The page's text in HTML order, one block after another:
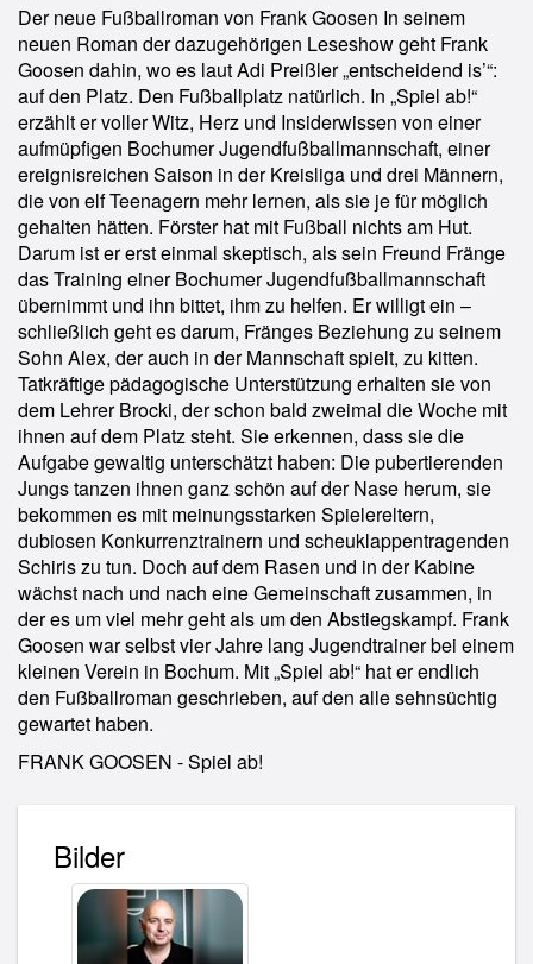
Der neue Fußballroman von Frank Goosen In seinem
neuen Roman der dazugehörigen Leseshow geht Frank
Goosen dahin, wo es laut Adi Preißler „entscheidend is’“:
auf den Platz. Den Fußballplatz natürlich. In „Spiel ab!“
erzählt er voller Witz, Herz und Insiderwissen von einer
aufmüpfigen Bochumer Jugendfußballmannschaft, einer
ereignisreichen Saison in der Kreisliga und drei Männern,
die von elf Teenagern mehr lernen, als sie je für möglich
gehalten hätten. Förster hat mit Fußball nichts am Hut.
Darum ist er erst einmal skeptisch, als sein Freund Fränge
das Training einer Bochumer Jugendfußballmannschaft
übernimmt und ihn bittet, ihm zu helfen. Er willigt ein –
schließlich geht es darum, Fränges Beziehung zu seinem
Sohn Alex, der auch in der Mannschaft spielt, zu kitten.
Tatkräftige pädagogische Unterstützung erhalten sie von
dem Lehrer Brocki, der schon bald zweimal die Woche mit
ihnen auf dem Platz steht. Sie erkennen, dass sie die
Aufgabe gewaltig unterschätzt haben: Die pubertierenden
Jungs tanzen ihnen ganz schön auf der Nase herum, sie
bekommen es mit meinungsstarken Spielereltern,
dubiosen Konkurrenztrainern und scheuklappentragenden
Schiris zu tun. Doch auf dem Rasen und in der Kabine
wächst nach und nach eine Gemeinschaft zusammen, in
der es um viel mehr geht als um den Abstiegskampf. Frank
Goosen war selbst vier Jahre lang Jugendtrainer bei einem
kleinen Verein in Bochum. Mit „Spiel ab!“ hat er endlich
den Fußballroman geschrieben, auf den alle sehnsüchtig
gewartet haben.
FRANK GOOSEN - Spiel ab!
Bilder